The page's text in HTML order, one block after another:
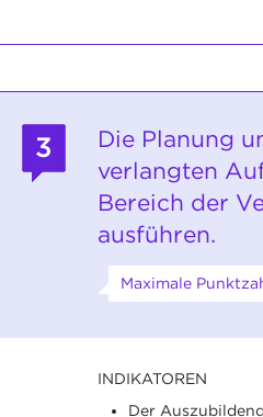
3
Die Planung
verlangten
Bereich der
ausführen.
Maximale
INDIKATOREN
Der